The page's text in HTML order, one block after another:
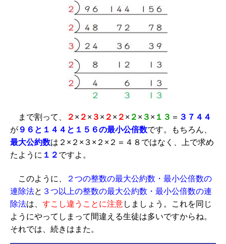
まで割って、 ２ × ２ × ３ × ２ × ２ × ２ × ３ × １３ ＝ ３７４４
が ９６ と１４４と１５６の最小公倍数です。もちろん、
最大公約数は２×２×３×２×２＝４８ではなく、上で求め
たように １２ ですよ。
このように、
２つの整数の最大公約数・最小公倍数の
連除法と ３つ以上の整数の最大公約数・最小公倍数の連
除法は、 すこし違うことに注意しましょう。これを同じ
ようにやってしまって間違える生徒は多いですからね。
それでは、続きはまた。